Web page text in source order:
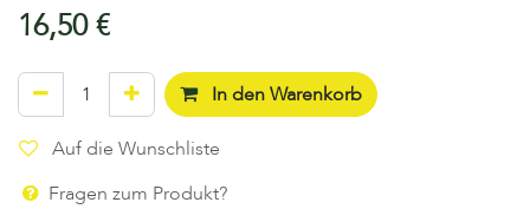
16,50€
In den Warenkorb
Auf die Wunschliste
Fragen zum Produkt?